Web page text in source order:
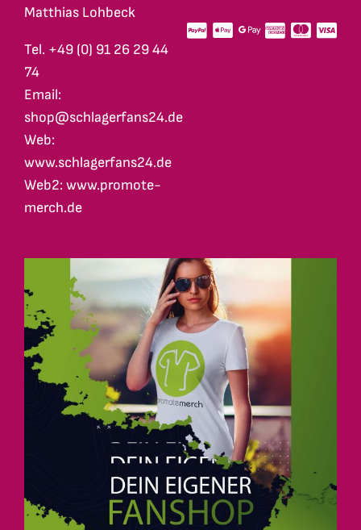
Matthias Lohbeck
Tel. +49 (0) 91 26 29 44
74
Email:
shop@schlagerfans24.de
Web:
www.schlagerfans24.de
Web2: www.promote-
merch.de